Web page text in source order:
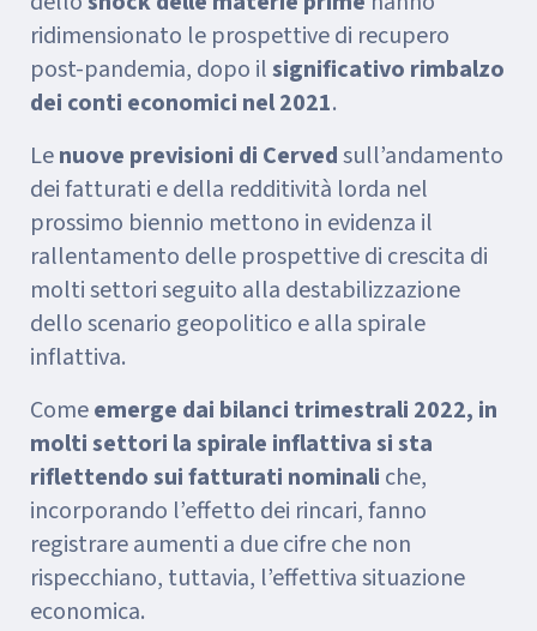
ridimensionato le prospettive di recupero
post-pandemia, dopo ilsignificativo rimbalzo
dei conti economici nel 2021.
Lenuove previsioni di Cervedsull’andamento
dei fatturati e della redditività lorda nel
prossimo biennio mettono in evidenza il
rallentamento delle prospettive di crescita di
molti settori seguito alla destabilizzazione
dello scenario geopolitico e alla spirale
inflattiva.
Comeemerge dai bilanci trimestrali 2022, in
molti settori la spirale inflattiva si sta
riflettendo sui fatturati nominali che,
incorporando l’effetto dei rincari, fanno
registrare aumenti a due cifre che non
rispecchiano, tuttavia, l’effettiva situazione
economica.